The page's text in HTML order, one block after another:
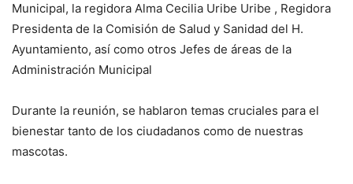
Municipal, la regidora Alma Cecilia Uribe Uribe , Regidora
Presidenta de la Comisión de Salud y Sanidad del H.
Ayuntamiento, así como otros Jefes de áreas de la
Administración Municipal
Durante la reunión, se hablaron temas cruciales para el
bienestar tanto de los ciudadanos como de nuestras
mascotas.